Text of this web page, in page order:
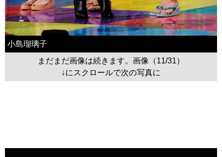
小島瑠璃子
まだまだ画像は続きます。画像（11/31）
↓にスクロールで次の写真に